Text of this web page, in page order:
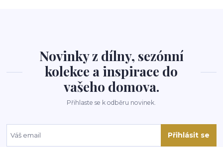
Novinky z dílny, sezónní
kolekce a inspirace do
vašeho domova.
Přihlaste se k odběru novinek.
Přihlásit se